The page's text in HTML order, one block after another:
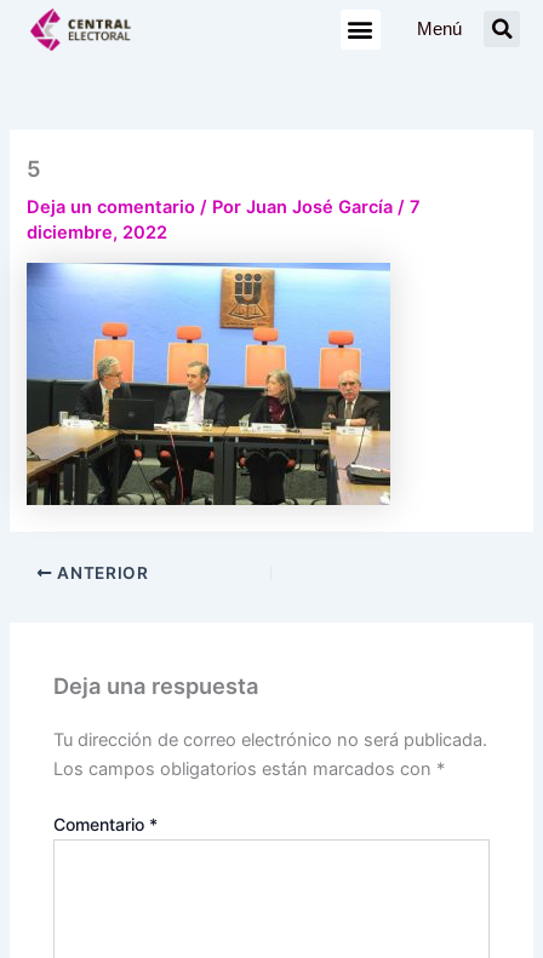
Menú
5
Deja un comentario / PorJuan José García/7
diciembre, 2022
ANTERIOR
Deja una respuesta
Tu dirección de correo electrónico no será publicada.
Los campos obligatorios están marcados con *
Comentario *